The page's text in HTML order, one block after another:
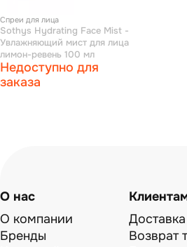
Спреи для лица
Sothys Hydrating Face Mist -
Увлажняющий мист для лица
лимон-ревень 100 мл
Недоступно для
заказа
О нас
О компании
Бренды
Возврат